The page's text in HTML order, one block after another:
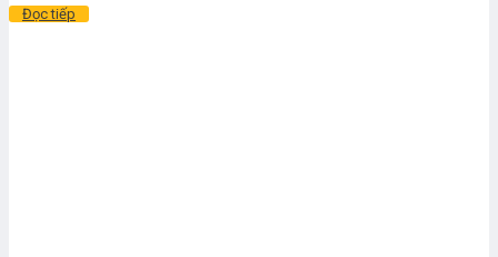
Đọc tiếp